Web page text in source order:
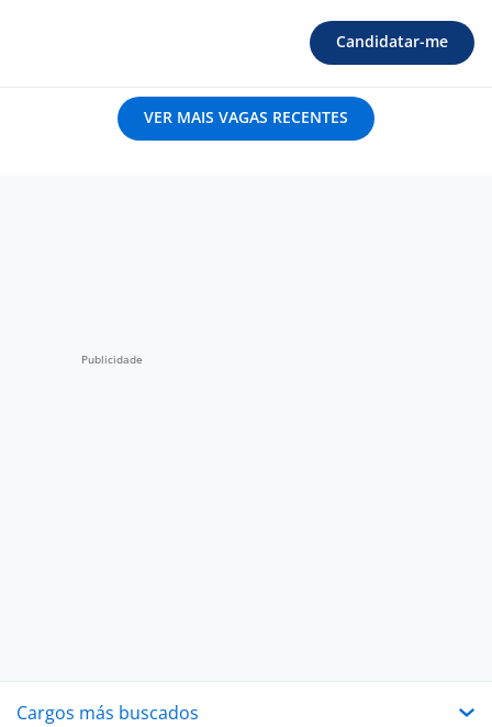
Candidatar-me
VER MAIS VAGAS RECENTES
Cargos más buscados